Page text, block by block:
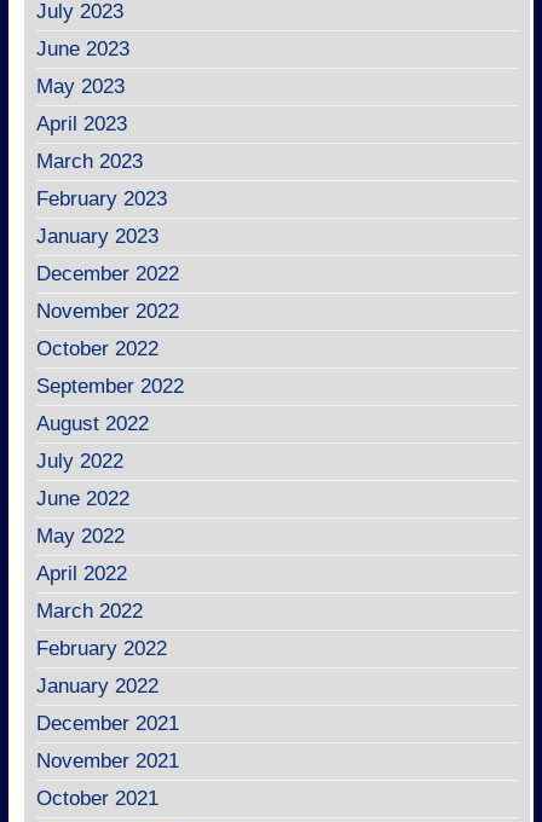
July 2023
June 2023
May 2023
April 2023
March 2023
February 2023
January 2023
December 2022
November 2022
October 2022
September 2022
August 2022
July 2022
June 2022
May 2022
April 2022
March 2022
February 2022
January 2022
December 2021
November 2021
October 2021